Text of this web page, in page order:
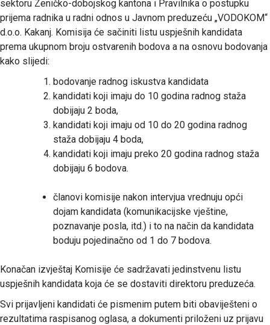
sektoru Zeničko-dobojskog kantona i Pravilnika o postupku
prijema radnika u radni odnos u Javnom preduzeću „VODOKOM“
d.o.o. Kakanj. Komisija će sačiniti listu uspješnih kandidata
prema ukupnom broju ostvarenih bodova a na osnovu bodovanja
kako slijedi:
bodovanje radnog iskustva kandidata
kandidati koji imaju do 10 godina radnog staža
dobijaju 2 boda,
kandidati koji imaju od 10 do 20 godina radnog
staža dobijaju 4 boda,
kandidati koji imaju preko 20 godina radnog staža
dobijaju 6 bodova.
članovi komisije nakon intervjua vrednuju opći
dojam kandidata (komunikacijske vještine,
poznavanje posla, itd.) i to na način da kandidata
boduju pojedinačno od 1 do 7 bodova.
Konačan izvještaj Komisije će sadržavati jedinstvenu listu
uspješnih kandidata koja će se dostaviti direktoru preduzeća.
Svi prijavljeni kandidati će pismenim putem biti obaviješteni o
rezultatima raspisanog oglasa, a dokumenti priloženi uz prijavu